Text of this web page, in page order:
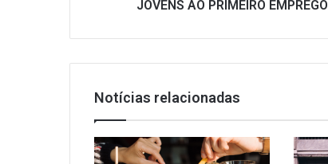
EMPREGO
JOVENS AO PRIMEIRO EMPREGO
Notícias relacionadas